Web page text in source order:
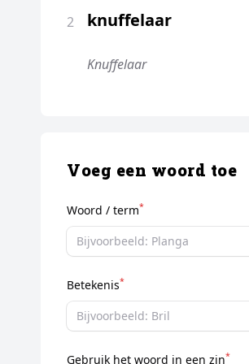
2 knuffelaar
Knuffelaar
Voeg een woord toe
Woord / term*
Betekenis*
Gebruik het woord in een zin*